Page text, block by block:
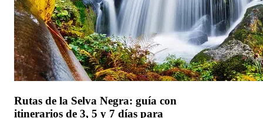
Rutas de la Selva Negra: guía con
itinerarios de 3, 5 y 7 días para